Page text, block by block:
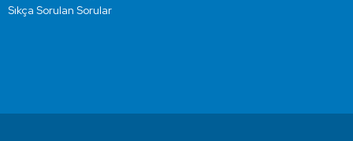
Sıkça Sorulan Sorular